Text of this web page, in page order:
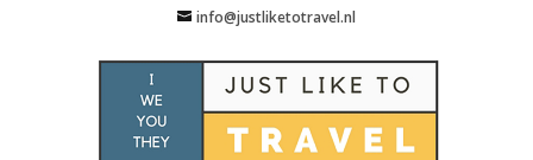
info@justliketotravel.nl